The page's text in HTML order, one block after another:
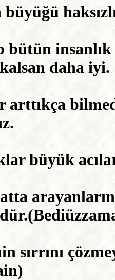
bütün
daha iyi.
arttıkça
büyük
sırrını